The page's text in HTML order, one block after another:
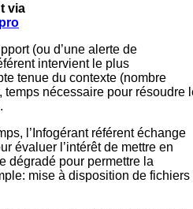
via
(ou d’une alerte de
intervient le plus
tenue du contexte (nombre
temps nécessaire pour résoudre
l’Infogérant référent échange
évaluer l’intérêt de mettre en
dégradé pour permettre la
mise à disposition de fichiers